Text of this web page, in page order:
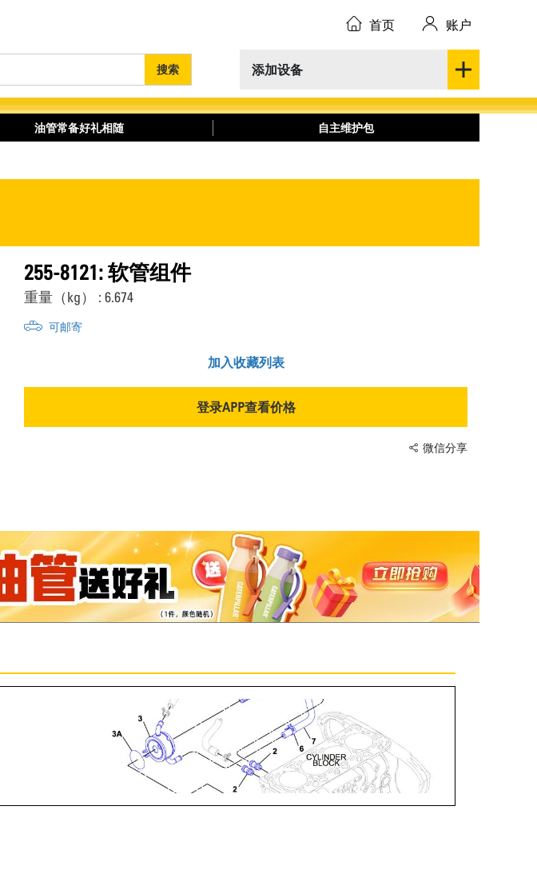
添加设备
搜索
首页 账户
油管常备好礼相随 自主维护包
255-8121: 软管组件
重量（kg） : 6.674
可邮寄
加入收藏列表
登录APP查看价格
微信分享